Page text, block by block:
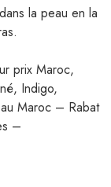
la peau en la
prix Maroc,
Indigo,
Maroc – Rabat
–